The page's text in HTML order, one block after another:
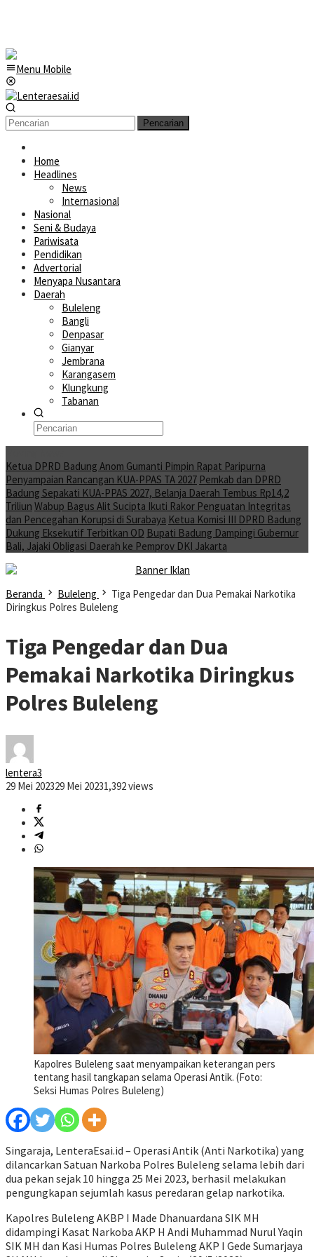
Menu Mobile
Pencarian
Home
Headlines
News
Internasional
Nasional
Seni & Budaya
Pariwisata
Pendidikan
Advertorial
Menyapa Nusantara
Daerah
Buleleng
Bangli
Denpasar
Gianyar
Jembrana
Karangasem
Klungkung
Tabanan
Ketua DPRD Badung Anom Gumanti Pimpin Rapat Paripurna
Penyampaian Rancangan KUA-PPAS TA 2027 Pemkab dan DPRD
Badung Sepakati KUA-PPAS 2027, Belanja Daerah Tembus Rp14,2
Triliun Wabup Bagus Alit Sucipta Ikuti Rakor Penguatan Integritas
dan Pencegahan Korupsi di Surabaya Ketua Komisi III DPRD Badung
Dukung Eksekutif Terbitkan OD Bupati Badung Dampingi Gubernur
Bali, Jajaki Obligasi Daerah ke Pemprov DKI Jakarta
Beranda Buleleng
Tiga Pengedar dan Dua Pemakai Narkotika
Diringkus Polres Buleleng
Tiga Pengedar dan Dua
Pemakai Narkotika Diringkus
Polres Buleleng
lentera3
29 Mei 202329 Mei 20231,392 views
Kapolres Buleleng saat menyampaikan keterangan pers
tentang hasil tangkapan selama Operasi Antik. (Foto:
Seksi Humas Polres Buleleng)
Singaraja, LenteraEsai.id – Operasi Antik (Anti Narkotika) yang
dilancarkan Satuan Narkoba Polres Buleleng selama lebih dari
dua pekan sejak 10 hingga 25 Mei 2023, berhasil melakukan
pengungkapan sejumlah kasus peredaran gelap narkotika.
Kapolres Buleleng AKBP I Made Dhanuardana SIK MH
didampingi Kasat Narkoba AKP H Andi Muhammad Nurul Yaqin
SIK MH dan Kasi Humas Polres Buleleng AKP I Gede Sumarjaya